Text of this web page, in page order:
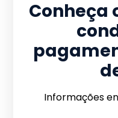
Conheça
Informações